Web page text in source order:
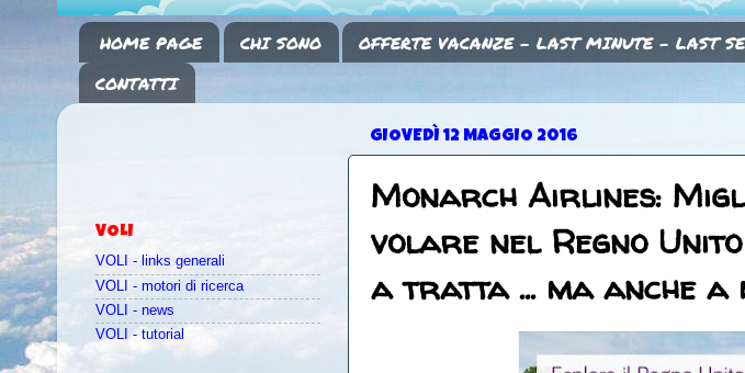
HOME PAGE CHI SONO OFFERTE VACANZE - LAST MINUTE - LAST
CONTATTI
GIOVEDÌ 12 MAGGIO 2016
Monarch Airlines:
volare nel Regno
a tratta ... ma anche a
VOLI
VOLI - links generali
VOLI - motori di ricerca
VOLI - news
VOLI - tutorial